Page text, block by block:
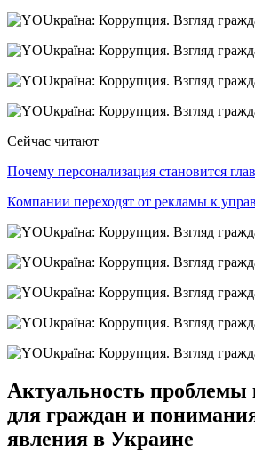
Сейчас читают
Почему персонализация становится
Компании переходят от рекламы к
Актуальность проблемы
для граждан и
явления в Украине